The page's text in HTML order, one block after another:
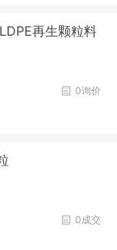
再生颗粒料
0询价
0成交